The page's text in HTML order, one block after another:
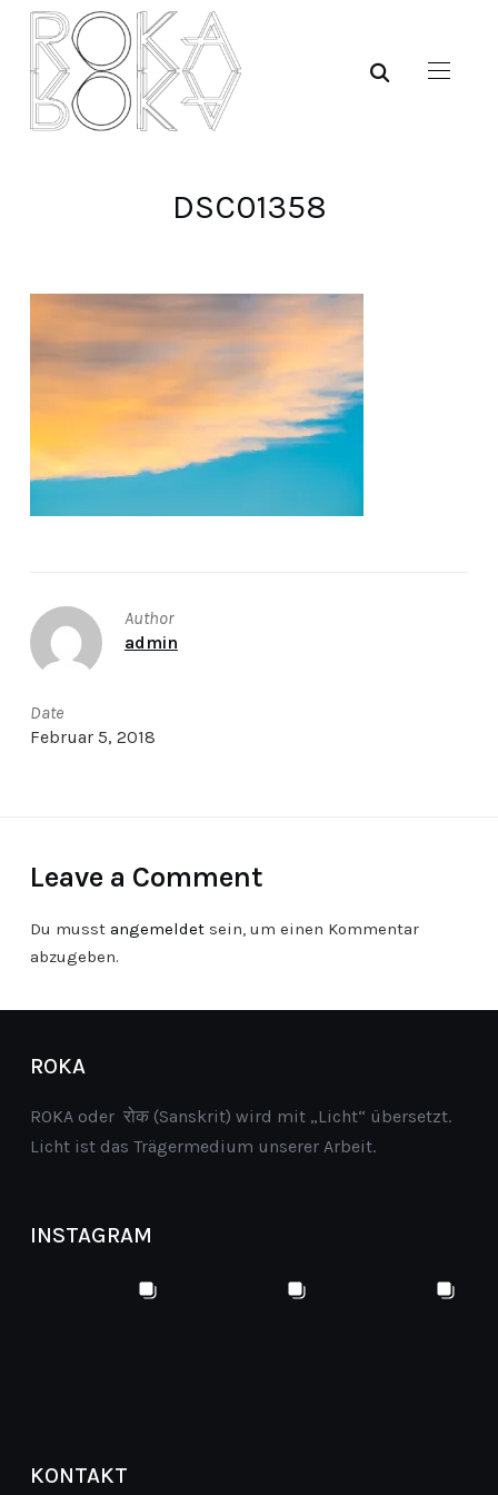
DSC01358
Author
admin
Date
Februar 5, 2018
Leave a Comment
Du musst angemeldetsein, um einen Kommentar
abzugeben.
ROKA
ROKA oder रोक (Sanskrit) wird mit „Licht“ übersetzt.
Licht ist das Trägermedium unserer Arbeit.
INSTAGRAM
KONTAKT